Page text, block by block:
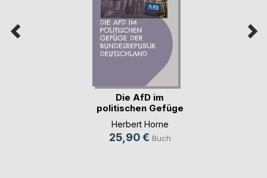
Die AfD im
politischen Gefüge
der (...)
Herbert Horne
25,90 € Buch